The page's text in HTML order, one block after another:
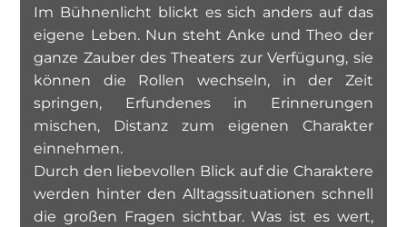
Im Bühnenlicht blickt es sich anders auf das
eigene Leben. Nun steht Anke und Theo der
ganze Zauber des Theaters zur Verfügung, sie
können die Rollen wechseln, in der Zeit
springen, Erfundenes in Erinnerungen
mischen, Distanz zum eigenen Charakter
einnehmen.
Durch den liebevollen Blick auf die Charaktere
werden hinter den Alltagssituationen schnell
die großen Fragen sichtbar. Was ist es wert,